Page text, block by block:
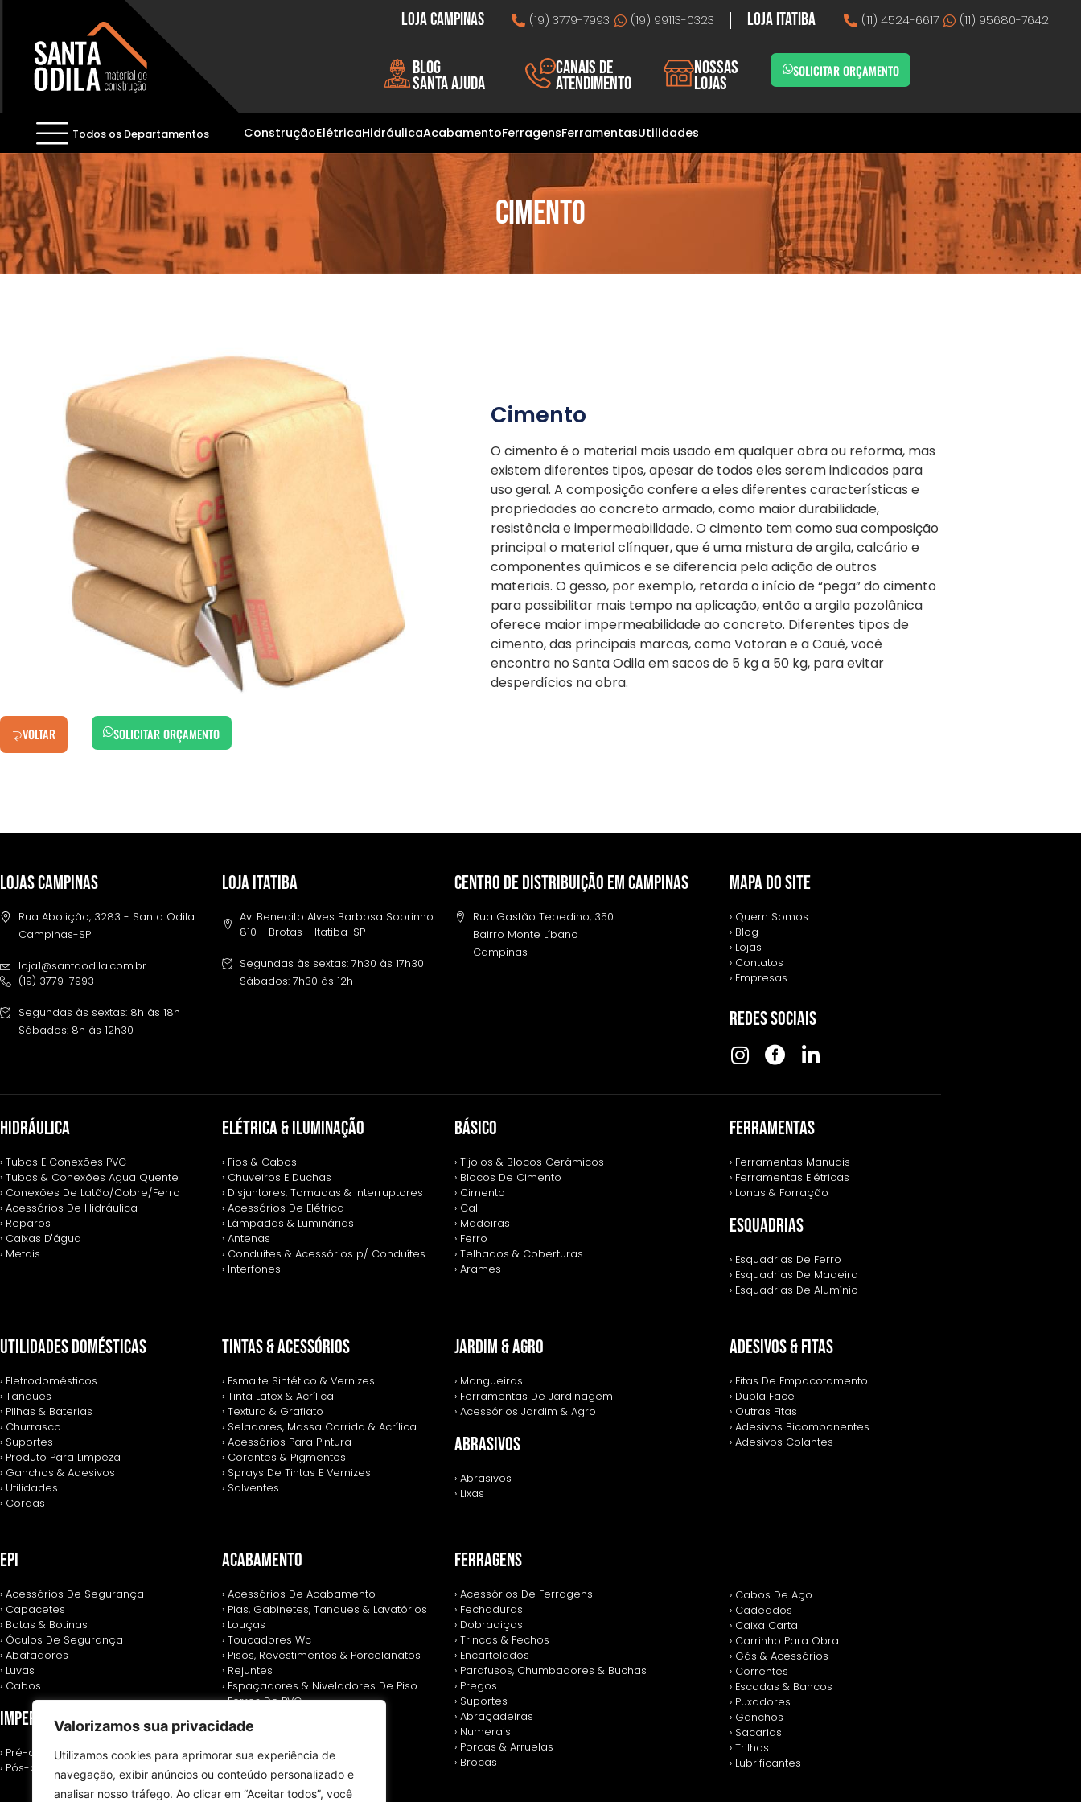
Valorizamos sua privacidade
Utilizamos cookies para aprimorar sua experiência de
navegação, exibir anúncios ou conteúdo personalizado e
analisar nosso tráfego. Ao clicar em “Aceitar todos”, você
Loja Campinas (19) 3779-7993 (19) 99113-0323 Loja Itatiba (11) 4524-6617 (11) 95680-7642
Blog
Santa Ajuda
Canais de
atendimento
Nossas
lojas
SOLICITAR ORÇAMENTO
Todos os Departamentos ConstruçãoElétricaHidráulicaAcabamentoFerragensFerramentasUtilidades
Cimento
VOLTAR SOLICITAR ORÇAMENTO
Cimento
O cimento é o material mais usado em qualquer obra ou reforma, mas
existem diferentes tipos, apesar de todos eles serem indicados para
uso geral. A composição confere a eles diferentes características e
propriedades ao concreto armado, como maior durabilidade,
resistência e impermeabilidade. O cimento tem como sua composição
principal o material clínquer, que é uma mistura de argila, calcário e
componentes químicos e se diferencia pela adição de outros
materiais. O gesso, por exemplo, retarda o início de “pega” do cimento
para possibilitar mais tempo na aplicação, então a argila pozolânica
oferece maior impermeabilidade ao concreto. Diferentes tipos de
cimento, das principais marcas, como Votoran e a Cauê, você
encontra no Santa Odila em sacos de 5 kg a 50 kg, para evitar
desperdícios na obra.
LOJAS CAMPINAS
Rua Abolição, 3283 - Santa Odila
Campinas-SP
loja1@santaodila.com.br
(19) 3779-7993
Segundas às sextas: 8h às 18h
Sábados: 8h às 12h30
LOJA ITATIBA
Av. Benedito Alves Barbosa Sobrinho
810 - Brotas - Itatiba-SP
Segundas às sextas: 7h30 às 17h30
Sábados: 7h30 às 12h
Centro de distribuição em campinas
Rua Gastão Tepedino, 350
Bairro Monte Líbano
Campinas
MAPA DO SITE
› Quem Somos
› Blog
› Lojas
› Contatos
› Empresas
REDES SOCIAIS
HIDRÁULICA
› Tubos E Conexões PVC
› Tubos & Conexões Agua Quente
› Conexões De Latão/Cobre/Ferro
› Acessórios De Hidráulica
› Reparos
› Caixas D'água
› Metais
ELÉTRICA & ILUMINAÇÃO
› Fios & Cabos
› Chuveiros E Duchas
› Disjuntores, Tomadas & Interruptores
› Acessórios De Elétrica
› Lâmpadas & Luminárias
› Antenas
› Conduites & Acessórios p/ Conduítes
› Interfones
BÁSICO
› Tijolos & Blocos Cerâmicos
› Blocos De Cimento
› Cimento
› Cal
› Madeiras
› Ferro
› Telhados & Coberturas
› Arames
FERRAMENTAS
› Ferramentas Manuais
› Ferramentas Elétricas
› Lonas & Forração
ESQUADRIAS
› Esquadrias De Ferro
› Esquadrias De Madeira
› Esquadrias De Alumínio
UTILIDADES DOMÉSTICAS
› Eletrodomésticos
› Tanques
› Pilhas & Baterias
› Churrasco
› Suportes
› Produto Para Limpeza
› Ganchos & Adesivos
› Utilidades
› Cordas
TINTAS & ACESSÓRIOS
› Esmalte Sintético & Vernizes
› Tinta Latex & Acrílica
› Textura & Grafiato
› Seladores, Massa Corrida & Acrílica
› Acessórios Para Pintura
› Corantes & Pigmentos
› Sprays De Tintas E Vernizes
› Solventes
JARDIM & AGRO
› Mangueiras
› Ferramentas De Jardinagem
› Acessórios Jardim & Agro
ABRASIVOS
› Abrasivos
› Lixas
ADESIVOS & FITAS
› Fitas De Empacotamento
› Dupla Face
› Outras Fitas
› Adesivos Bicomponentes
› Adesivos Colantes
EPI
› Acessórios De Segurança
› Capacetes
› Botas & Botinas
› Óculos De Segurança
› Abafadores
› Luvas
› Cabos
IMPERMEABILIZANTES
› Pré-obra
› Pós-obra
ACABAMENTO
› Acessórios De Acabamento
› Pias, Gabinetes, Tanques & Lavatórios
› Louças
› Toucadores Wc
› Pisos, Revestimentos & Porcelanatos
› Rejuntes
› Espaçadores & Niveladores De Piso
› Forros De PVC
FERRAGENS
› Acessórios De Ferragens
› Fechaduras
› Dobradiças
› Trincos & Fechos
› Encartelados
› Parafusos, Chumbadores & Buchas
› Pregos
› Suportes
› Abraçadeiras
› Numerais
› Porcas & Arruelas
› Brocas
› Cabos De Aço
› Cadeados
› Caixa Carta
› Carrinho Para Obra
› Gás & Acessórios
› Correntes
› Escadas & Bancos
› Puxadores
› Ganchos
› Sacarias
› Trilhos
› Lubrificantes